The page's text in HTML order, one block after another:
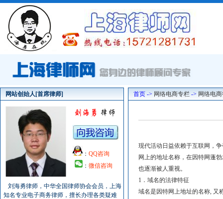
网站创始人[首席律师]
： QQ咨询
： 微信咨询
刘海勇律师，中华全国律师协会会员，上海
知名专业电子商务律师，擅长办理各类疑难
首页 -> 网络电商专栏 -> 网络电
现代活动日益依赖于互联网，
网上的地址名称，在因特网蓬
也逐渐被人重视。
1．域名的法律特征
域名是因特网上地址的名称, 又